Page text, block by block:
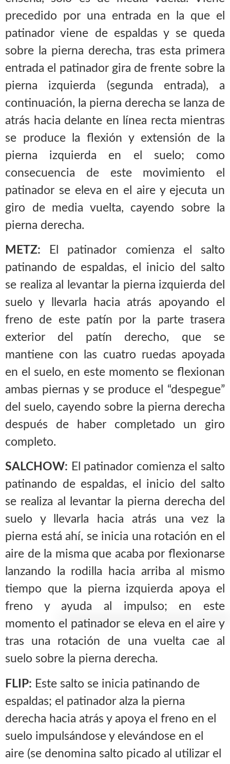
precedido por una entrada en la que el
patinador viene de espaldas y se queda
sobre la pierna derecha, tras esta primera
entrada el patinador gira de frente sobre la
pierna izquierda (segunda entrada), a
continuación, la pierna derecha se lanza de
atrás hacia delante en línea recta mientras
se produce la flexión y extensión de la
pierna izquierda en el suelo; como
consecuencia de este movimiento el
patinador se eleva en el aire y ejecuta un
giro de media vuelta, cayendo sobre la
pierna derecha.
METZ: El patinador comienza el salto
patinando de espaldas, el inicio del salto
se realiza al levantar la pierna izquierda del
suelo y llevarla hacia atrás apoyando el
freno de este patín por la parte trasera
exterior del patín derecho, que se
mantiene con las cuatro ruedas apoyada
en el suelo, en este momento se flexionan
ambas piernas y se produce el “despegue”
del suelo, cayendo sobre la pierna derecha
después de haber completado un giro
completo.
SALCHOW: El patinador comienza el salto
patinando de espaldas, el inicio del salto
se realiza al levantar la pierna derecha del
suelo y llevarla hacia atrás una vez la
pierna está ahí, se inicia una rotación en el
aire de la misma que acaba por flexionarse
lanzando la rodilla hacia arriba al mismo
tiempo que la pierna izquierda apoya el
freno y ayuda al impulso; en este
momento el patinador se eleva en el aire y
tras una rotación de una vuelta cae al
suelo sobre la pierna derecha.
FLIP: Este salto se inicia patinando de
espaldas; el patinador alza la pierna
derecha hacia atrás y apoya el freno en el
suelo impulsándose y elevándose en el
aire (se denomina salto picado al utilizar el